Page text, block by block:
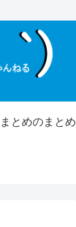
まとめのまとめ